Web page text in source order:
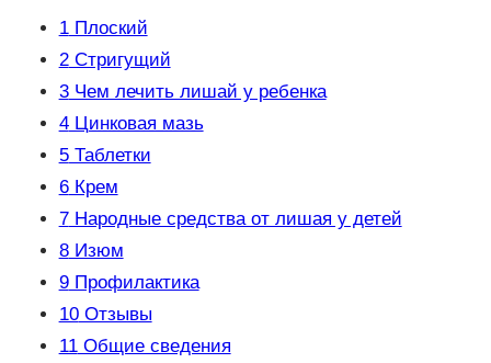
1Плоский­
2Стригущий­
3Чем лечить лишай у ребенка
4Цинковая мазь­
5Таблетки­
6Крем­
7Народные средства от лишая у детей
8Изюм­
9Профилактика
10Отзывы
11Общие сведения